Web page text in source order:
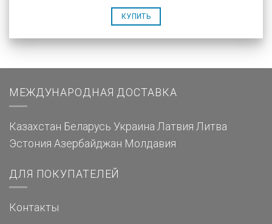
КУПИТЬ
МЕЖДУНАРОДНАЯ ДОСТАВКА
Казахстан Беларусь Украина Латвия Литва
Эстония Азербайджан Молдавия
ДЛЯ ПОКУПАТЕЛЕЙ
Контакты